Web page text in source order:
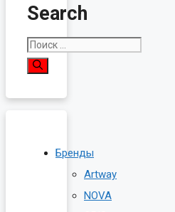
Search
Поиск:
Бренды
Artway
NOVA